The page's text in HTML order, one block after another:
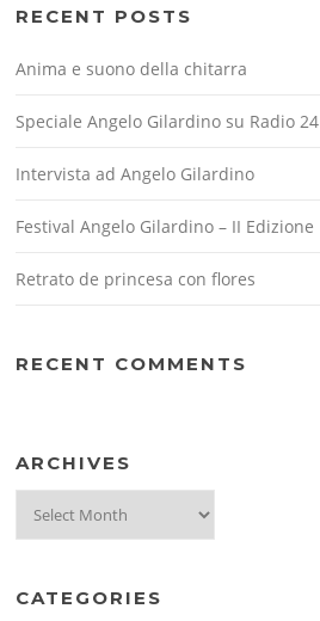
RECENT POSTS
Anima e suono della chitarra
Speciale Angelo Gilardino su Radio 24
Intervista ad Angelo Gilardino
Festival Angelo Gilardino – II Edizione
Retrato de princesa con flores
RECENT COMMENTS
ARCHIVES
CATEGORIES